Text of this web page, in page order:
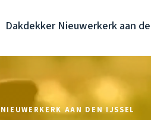
Dakdekker Nieuwerkerk aan
AAN DEN IJSSEL